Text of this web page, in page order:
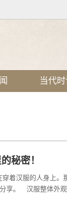
当代
秘密！
着汉服的人身上
享。 汉服整体外